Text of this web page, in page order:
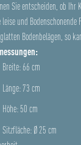
Sie entscheiden, ob
leise und
Bodenbelägen, so
Breite: 66 cm
Länge: 73 cm
Höhe: 50 cm
Sitzfläche: Ø 25 cm